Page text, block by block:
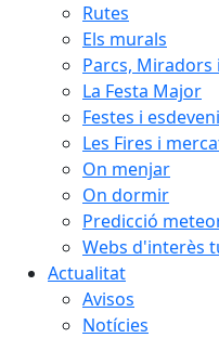
Rutes
Els murals
Parcs, Miradors
La Festa Major
Festes i
Les Fires i
On menjar
On dormir
Predicció
Webs d'interès
Actualitat
Avisos
Notícies